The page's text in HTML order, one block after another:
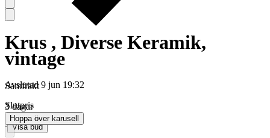
Krus , Diverse Keramik,
vintage
Avslutad 9 jun 19:32
Slutpris
∙ Visa bud
Samfrakt
3 dagar
Hoppa över karusell